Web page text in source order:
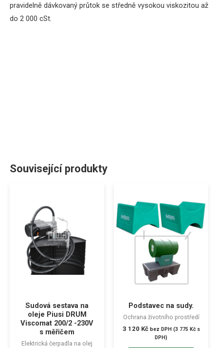
pravidelně dávkovaný průtok se středně vysokou viskozitou až
do 2 000 cSt.
Související produkty
Sudová sestava na
oleje Piusi DRUM
Viscomat 200/2 -230V
s měřičem
Elektrická čerpadla na olej
Podstavec na sudy.
Ochrana životního prostředí
3 120 Kč bez DPH (3 775 Kčs
DPH)